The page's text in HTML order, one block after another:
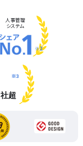
人事管理
システム
※2
社超
※3